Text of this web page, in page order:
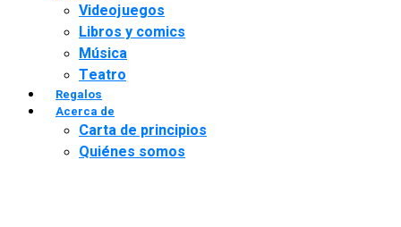
Videojuegos
Libros y comics
Música
Teatro
Regalos
Acerca de
Carta de principios
Quiénes somos